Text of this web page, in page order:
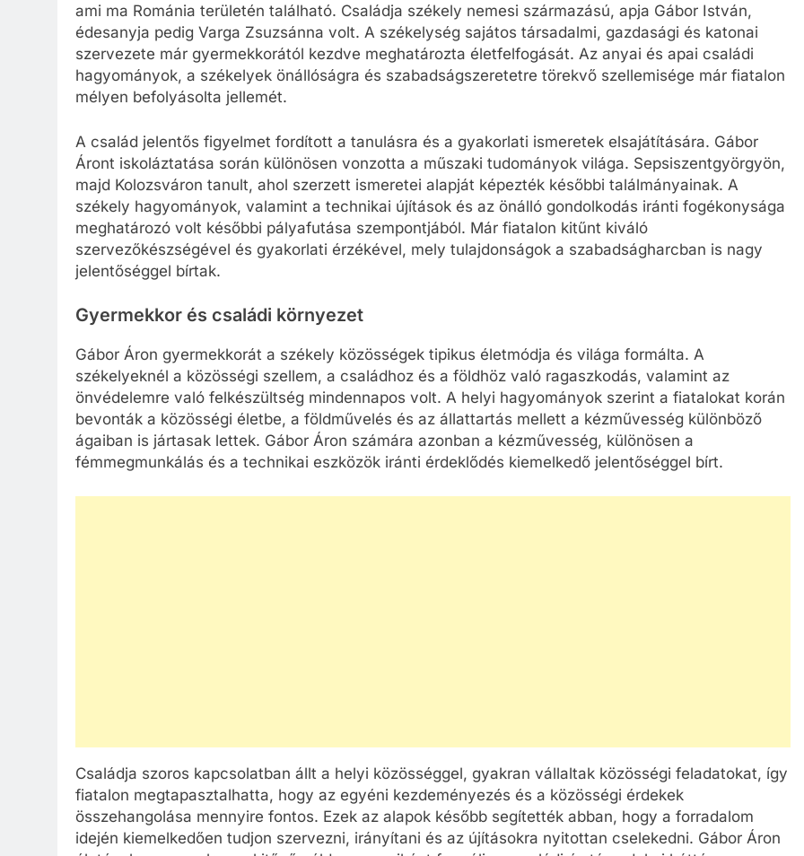
ami ma Románia területén található. Családja székely nemesi származású, apja Gábor István,
édesanyja pedig Varga Zsuzsánna volt. A székelység sajátos társadalmi, gazdasági és katonai
szervezete már gyermekkorától kezdve meghatározta életfelfogását. Az anyai és apai családi
hagyományok, a székelyek önállóságra és szabadságszeretetre törekvő szellemisége már fiatalon
mélyen befolyásolta jellemét.
A család jelentős figyelmet fordított a tanulásra és a gyakorlati ismeretek elsajátítására. Gábor
Áront iskoláztatása során különösen vonzotta a műszaki tudományok világa. Sepsiszentgyörgyön,
majd Kolozsváron tanult, ahol szerzett ismeretei alapját képezték későbbi találmányainak. A
székely hagyományok, valamint a technikai újítások és az önálló gondolkodás iránti fogékonysága
meghatározó volt későbbi pályafutása szempontjából. Már fiatalon kitűnt kiváló
szervezőkészségével és gyakorlati érzékével, mely tulajdonságok a szabadságharcban is nagy
jelentőséggel bírtak.
Gyermekkor és családi környezet
Gábor Áron gyermekkorát a székely közösségek tipikus életmódja és világa formálta. A
székelyeknél a közösségi szellem, a családhoz és a földhöz való ragaszkodás, valamint az
önvédelemre való felkészültség mindennapos volt. A helyi hagyományok szerint a fiatalokat korán
bevonták a közösségi életbe, a földművelés és az állattartás mellett a kézművesség különböző
ágaiban is jártasak lettek. Gábor Áron számára azonban a kézművesség, különösen a
fémmegmunkálás és a technikai eszközök iránti érdeklődés kiemelkedő jelentőséggel bírt.
Családja szoros kapcsolatban állt a helyi közösséggel, gyakran vállaltak közösségi feladatokat, így
fiatalon megtapasztalhatta, hogy az egyéni kezdeményezés és a közösségi érdekek
összehangolása mennyire fontos. Ezek az alapok később segítették abban, hogy a forradalom
idején kiemelkedően tudjon szervezni, irányítani és az újításokra nyitottan cselekedni. Gábor Áron